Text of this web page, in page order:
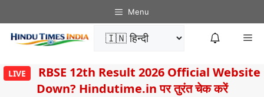
to
content
Menu
LIVE
RBSE 12th Result 2026 Official Website
Down? Hindutime.in पर तुरंत चेक करें